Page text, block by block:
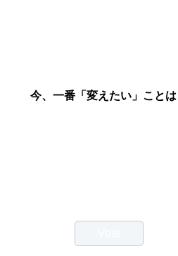
今、一番「変えたい」ことは